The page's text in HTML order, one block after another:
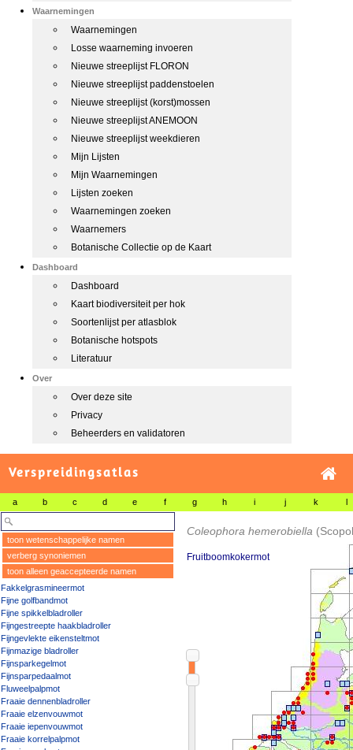
Waarnemingen
Waarnemingen
Losse waarneming invoeren
Nieuwe streeplijst FLORON
Nieuwe streeplijst paddenstoelen
Nieuwe streeplijst (korst)mossen
Nieuwe streeplijst ANEMOON
Nieuwe streeplijst weekdieren
Mijn Lijsten
Mijn Waarnemingen
Lijsten zoeken
Waarnemingen zoeken
Waarnemers
Botanische Collectie op de Kaart
Dashboard
Dashboard
Kaart biodiversiteit per hok
Soortenlijst per atlasblok
Botanische hotspots
Literatuur
Over
Over deze site
Privacy
Beheerders en validatoren
Verspreidingsatlas
a b c d e f g h i j k l
toon wetenschappelijke namen
verberg synoniemen
toon alleen geaccepteerde namen
Fakkelgrasmineermot
Fijne golfbandmot
Fijne spikkelbladroller
Fijngestreepte haakbladroller
Fijngevlekte eikensteltmot
Fijnmazige bladroller
Fijnsparkegelmot
Fijnsparpedaalmot
Fluweelpalpmot
Fraaie dennenbladroller
Fraaie elzenvouwmot
Fraaie iepenvouwmot
Fraaie korrelpalpmot
Coleophora hemerobiella
Fruitboomkokermot